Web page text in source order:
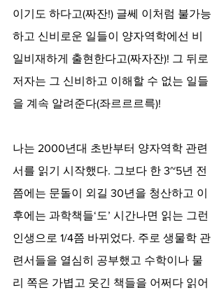
이기도 하다고(짜잔!) 글쎄 이처럼 불가능
하고 신비로운 일들이 양자역학에선 비
일비재하게 출현한다고(짜자잔)! 그 뒤로
저자는 그 신비하고 이해할 수 없는 일들
을 계속 알려준다(좌르르르륵)!
나는 2000년대 초반부터 양자역학 관련
서를 읽기 시작했다. 그보다 한 3~5년 전
쯤에는 문돌이 외길 30년을 청산하고 이
후에는 과학책들‘도’ 시간나면 읽는 그런
인생으로 1/4쯤 바뀌었다. 주로 생물학 관
련서들을 열심히 공부했고 수학이나 물
리 쪽은 가볍고 웃긴 책들을 어쩌다 읽어